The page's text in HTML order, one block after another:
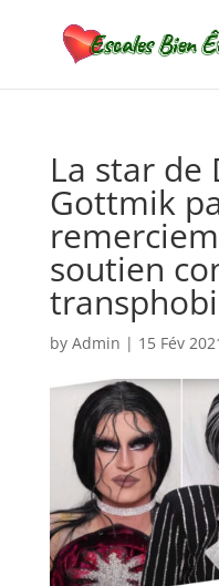
La star de
Gottmik
soutien
by Admin | 15 Fév